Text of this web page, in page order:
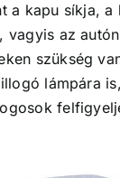
a kapu síkja, a
vagyis az
szükség
lámpára